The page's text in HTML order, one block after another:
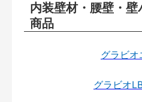
内装壁材・腰壁・
商品
グラビオ
グラビオ